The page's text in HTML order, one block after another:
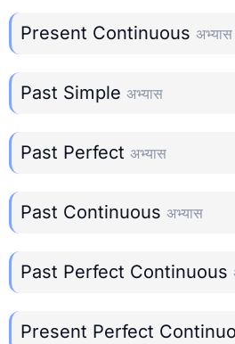
Present Continuous अभ्यास
Past Simple अभ्यास
Past Perfect अभ्यास
Past Continuous अभ्यास
Past Perfect Continuous
Present Perfect